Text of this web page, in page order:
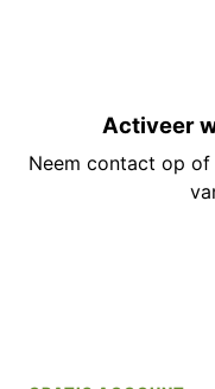
Activeer
Neem contact op